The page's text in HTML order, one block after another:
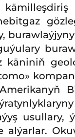
käniniň